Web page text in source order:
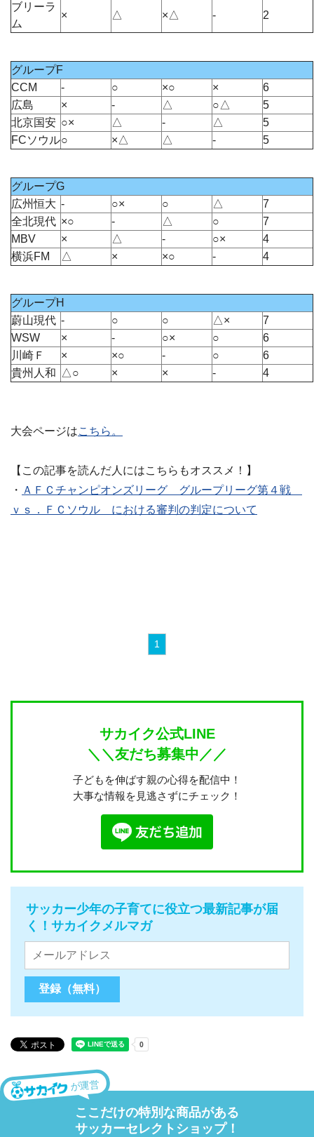
ブリーラ
ム
× △ ×△ - 2
グループF
CCM
- ○ ×○ ×
6
広島
× - △ ○△
5
北京国安 ○× △ - △
5
FCソウル○ ×△ △ - 5
グループG
広州恒大 - ○× ○ △
7
全北現代 ×○ - △ ○
7
MBV
× △ - ○×
4
横浜FM
△ × ×○ - 4
グループH
蔚山現代 - ○ ○ △×
7
WSW
× - ○× ○
6
川崎Ｆ
× ×○ - ○
6
貴州人和 △○ × × - 4
大会ページはこちら。
【この記事を読んだ人にはこちらもオススメ！】
・ ＡＦＣチャンピオンズリーグ グループリーグ第４戦
ｖｓ．ＦＣソウル における審判の判定について
1
サカイク公式LINE
＼＼友だち募集中／／
子どもを伸ばす親の心得を配信中！
大事な情報を見逃さずにチェック！
サッカー少年の子育てに役立つ最新記事が届
く！サカイクメルマガ
が運営
ここだけの特別な商品がある
サッカーセレクトショップ！